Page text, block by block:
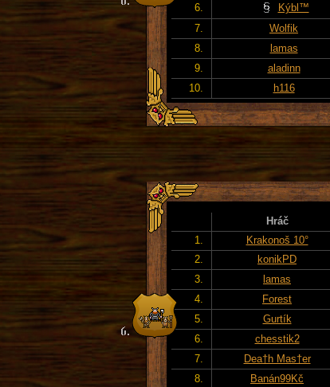
6.
Kýbl™
7.
Wolfik
8.
lamas
9.
aladinn
10.
h116
Hráč
1.
Krakonoš 10°
2.
konikPD
3.
lamas
4.
Forest
5.
Gurtík
6.
chesstik2
7.
Dea†h Mas†er
8.
Banán99Kč